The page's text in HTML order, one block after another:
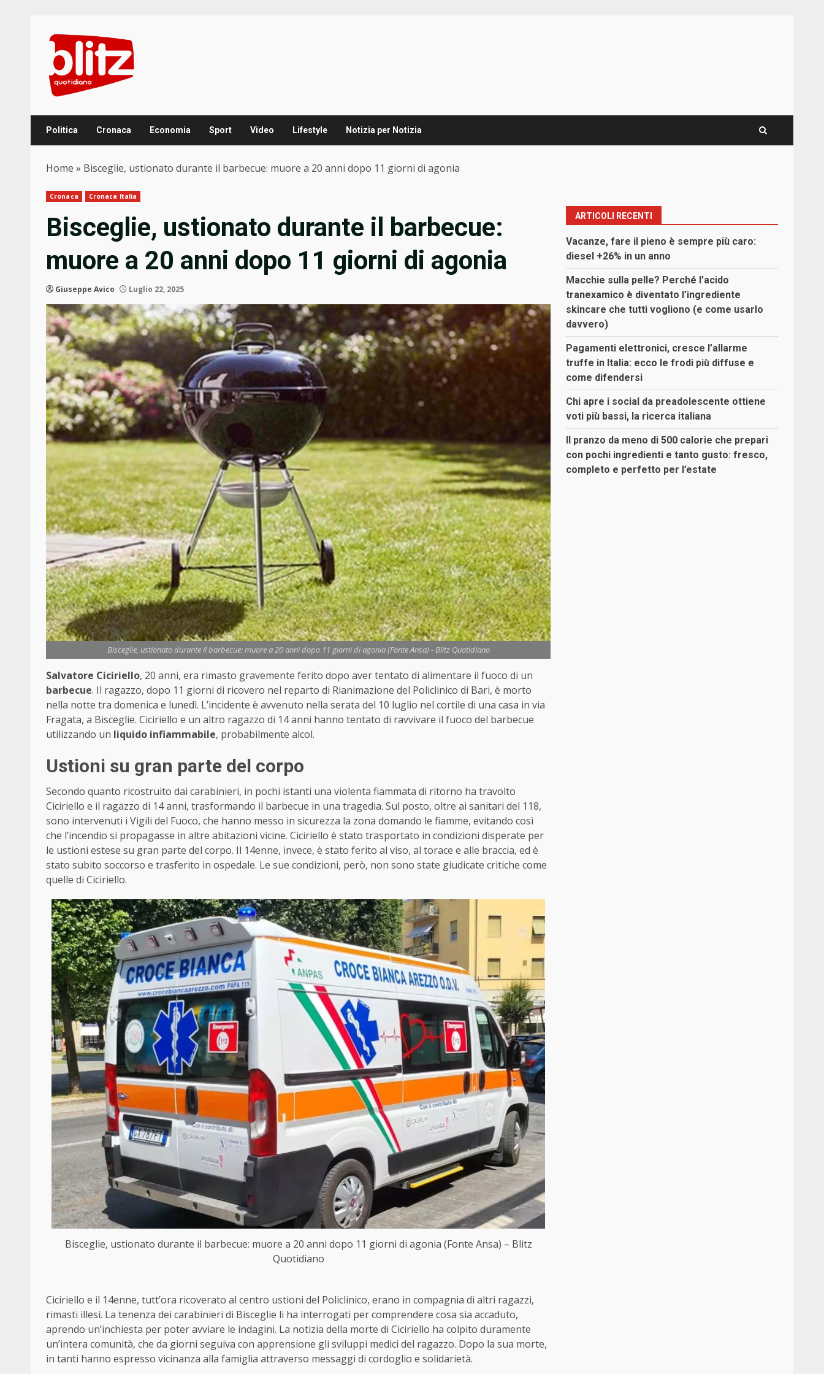
content
Politica Cronaca Economia Sport Video Lifestyle Notizia per Notizia
Home » Bisceglie, ustionato durante il barbecue: muore a 20 anni dopo 11 giorni di agonia
Cronaca Cronaca Italia
Bisceglie, ustionato durante il barbecue:
muore a 20 anni dopo 11 giorni di agonia
Giuseppe Avico Luglio 22, 2025
Bisceglie, ustionato durante il barbecue: muore a 20 anni dopo 11 giorni di agonia (Fonte Ansa) - Blitz Quotidiano
Salvatore Ciciriello, 20 anni, era rimasto gravemente ferito dopo aver tentato di alimentare il fuoco di un
barbecue. Il ragazzo, dopo 11 giorni di ricovero nel reparto di Rianimazione del Policlinico di Bari, è morto
nella notte tra domenica e lunedì. L’incidente è avvenuto nella serata del 10 luglio nel cortile di una casa in via
Fragata, a Bisceglie. Ciciriello e un altro ragazzo di 14 anni hanno tentato di ravvivare il fuoco del barbecue
utilizzando un liquido infiammabile, probabilmente alcol.
Ustioni su gran parte del corpo
Secondo quanto ricostruito dai carabinieri, in pochi istanti una violenta fiammata di ritorno ha travolto
Ciciriello e il ragazzo di 14 anni, trasformando il barbecue in una tragedia. Sul posto, oltre ai sanitari del 118,
sono intervenuti i Vigili del Fuoco, che hanno messo in sicurezza la zona domando le fiamme, evitando così
che l’incendio si propagasse in altre abitazioni vicine. Ciciriello è stato trasportato in condizioni disperate per
le ustioni estese su gran parte del corpo. Il 14enne, invece, è stato ferito al viso, al torace e alle braccia, ed è
stato subito soccorso e trasferito in ospedale. Le sue condizioni, però, non sono state giudicate critiche come
quelle di Ciciriello.
Bisceglie, ustionato durante il barbecue: muore a 20 anni dopo 11 giorni di agonia (Fonte Ansa) – Blitz
Quotidiano
Ciciriello e il 14enne, tutt’ora ricoverato al centro ustioni del Policlinico, erano in compagnia di altri ragazzi,
rimasti illesi. La tenenza dei carabinieri di Bisceglie li ha interrogati per comprendere cosa sia accaduto,
aprendo un’inchiesta per poter avviare le indagini. La notizia della morte di Ciciriello ha colpito duramente
un’intera comunità, che da giorni seguiva con apprensione gli sviluppi medici del ragazzo. Dopo la sua morte,
in tanti hanno espresso vicinanza alla famiglia attraverso messaggi di cordoglio e solidarietà.
ARTICOLI RECENTI
Vacanze, fare il pieno è sempre più caro:
diesel +26% in un anno
Macchie sulla pelle? Perché l’acido
tranexamico è diventato l’ingrediente
skincare che tutti vogliono (e come usarlo
davvero)
Pagamenti elettronici, cresce l’allarme
truffe in Italia: ecco le frodi più diffuse e
come difendersi
Chi apre i social da preadolescente ottiene
voti più bassi, la ricerca italiana
Il pranzo da meno di 500 calorie che prepari
con pochi ingredienti e tanto gusto: fresco,
completo e perfetto per l’estate